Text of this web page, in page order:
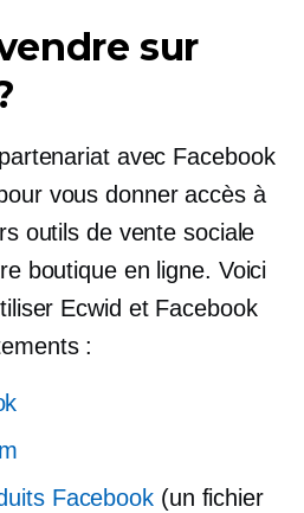
sur
avec Facebook
vous donner accès à
outils de vente sociale
boutique en ligne. Voici
Ecwid et Facebook
:
Facebook (un fichier